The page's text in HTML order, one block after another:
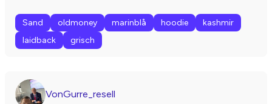
Sand oldmoney marinblå hoodie
kashmir
laidback
grisch
VonGurre_resell